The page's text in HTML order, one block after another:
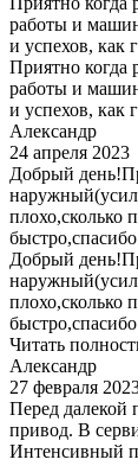
работы и
и успехов, как
Приятно когда
работы и
и успехов, как
Александр
24 апреля 2023
Добрый
плохо,сколько
Добрый
плохо,сколько
Читать
Александр
27 февраля
Перед далекой
привод. В
Интенсивный